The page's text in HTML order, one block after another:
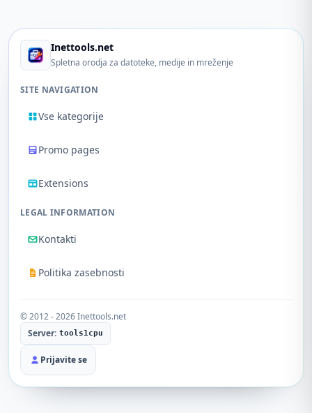
Inettools.net
Spletna orodja za datoteke, medije in mreženje
SITE NAVIGATION
Vse kategorije
Promo pages
Extensions
LEGAL INFORMATION
Kontakti
Politika zasebnosti
© 2012 - 2026 Inettools.net
Server: tools1cpu
Prijavite se